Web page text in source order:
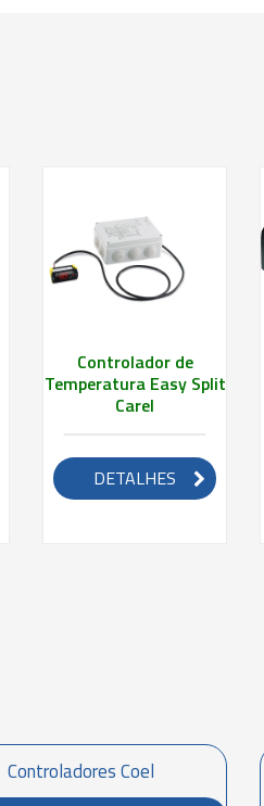
Controlador de
Temperatura Easy Split
Carel
DETALHES
Controladores Coel